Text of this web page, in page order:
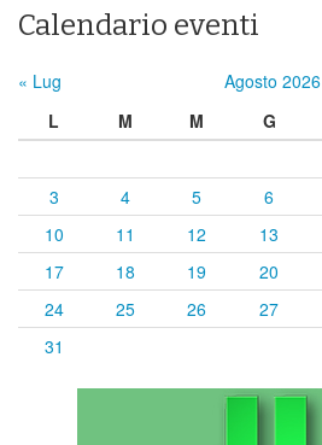
Calendario eventi
« Lug Agosto 2026
L
M M G
3
4 5 6
10
11 12 13
17
18 19 20
24
25 26 27
31